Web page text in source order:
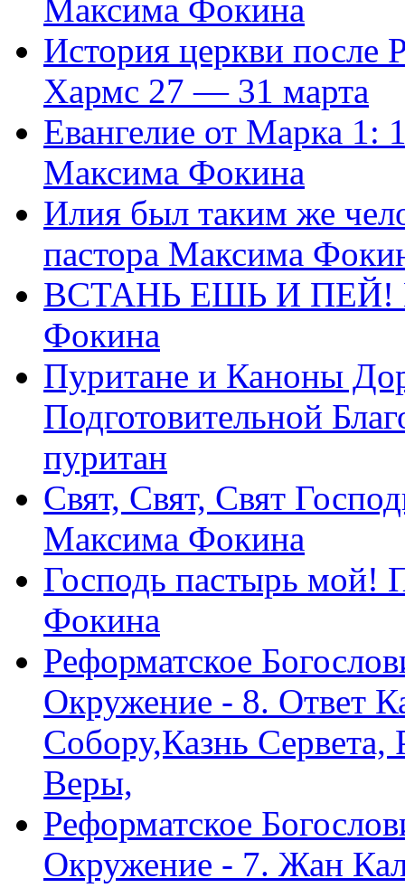
Максима Фокина
История церкви
Хармс 27 — 31 марта
Евангелие от Марка 1:
Максима Фокина
Илия был таким же
пастора Максима
ВСТАНЬ ЕШЬ И ПЕЙ!
Фокина
Пуритане и Каноны
Подготовительной
пуритан
Свят, Свят, Свят
Максима Фокина
Господь пастырь мой!
Фокина
Реформатское
Окружение - 8. Ответ
Собору,Казнь Сервета,
Веры,
Реформатское
Окружение - 7. Жан